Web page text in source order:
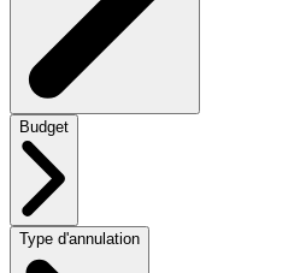
Budget
Type d'annulation